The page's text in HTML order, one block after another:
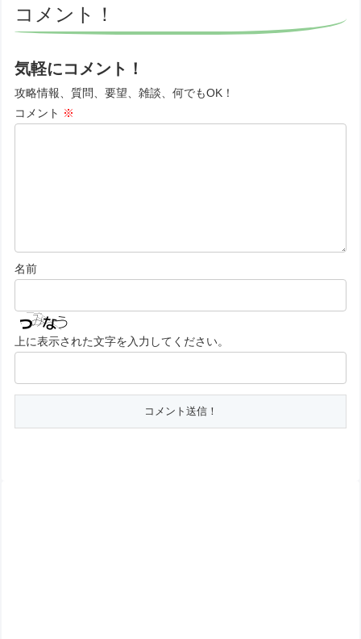
コメント！
気軽にコメント！
攻略情報、質問、要望、雑談、何でもOK！
コメント ※
名前
上に表示された文字を入力してください。